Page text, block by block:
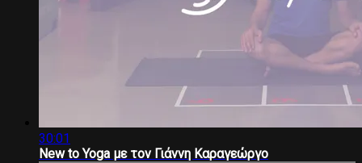
30:01
New to Yoga με τον Γιάννη Καραγεώργο